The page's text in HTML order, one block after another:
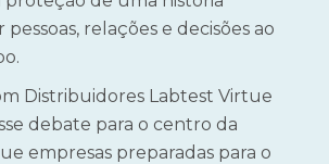
relações e decisões ao
Distribuidores Labtest Virtue
debate para o centro da
empresas preparadas para o